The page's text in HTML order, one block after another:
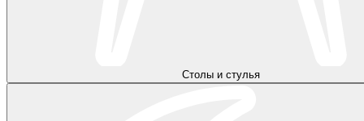
Столы и стулья